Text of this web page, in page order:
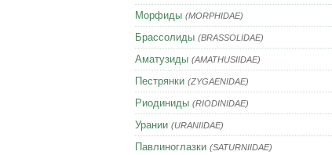
Морфиды (MORPHIDAE)
Брассолиды (BRASSOLIDAE)
Аматузиды (AMATHUSIIDAE)
Пестрянки (ZYGAENIDAE)
Риодиниды (RIODINIDAE)
Урании (URANIIDAE)
Павлиноглазки (SATURNIIDAE)